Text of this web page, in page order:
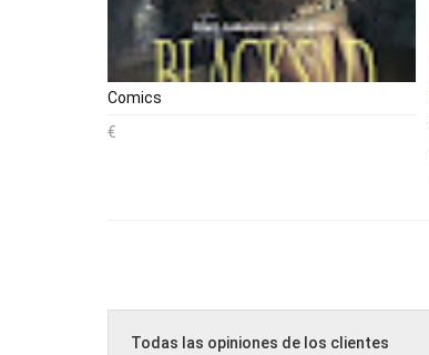
Comics
Todas las opiniones de los clientes